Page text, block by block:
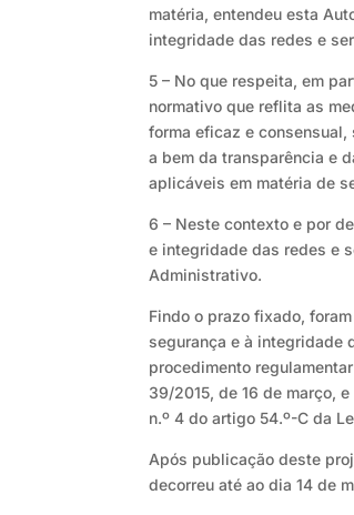
matéria, entendeu esta
integridade das redes e
5 – No que respeita, em
normativo que reflita as
forma eficaz e
a bem da transparência e
aplicáveis em matéria de
6 – Neste contexto e por
e integridade das redes e
Administrativo.
Findo o prazo fixado,
segurança e à integridade
procedimento
39/2015, de 16 de março,
n.º 4 do artigo 54.º-C da
Após publicação deste
decorreu até ao dia 14 de